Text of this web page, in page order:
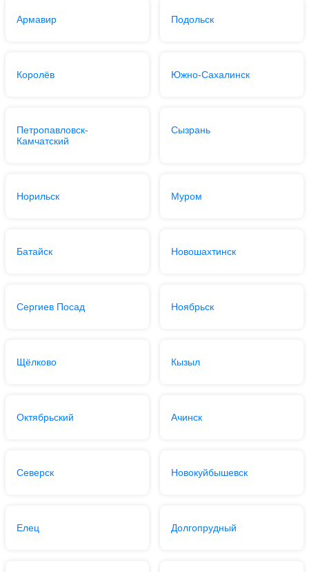
Армавир Подольск
Королёв Южно-Сахалинск
Петропавловск-
Камчатский
Сызрань
Норильск Муром
Батайск Новошахтинск
Сергиев Посад Ноябрьск
Щёлково Кызыл
Октябрьский Ачинск
Северск Новокуйбышевск
Елец Долгопрудный